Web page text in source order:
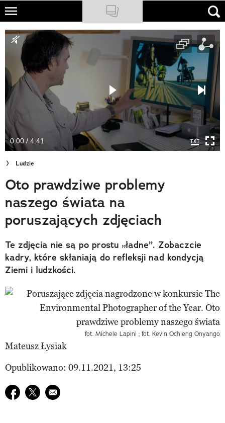
Skip
main
content
NATIONAL GEOGRAPHIC
TRAVELER
PODCASTY
Sklep
Newsletter
Cuda Polski
Wielki Konkurs Fotograficzny
Trendbook Podróżniczy
Polecane
0:00 / 4:41
Ludzie
Oto prawdziwe problemy
naszego świata na
poruszających zdjęciach
Te zdjęcia nie są po prostu „ładne”. Zobaczcie
kadry, które skłaniają do refleksji nad kondycją
Ziemi i ludzkości.
fot. Michele Lapini ; fot. Kevin Ochieng Onyango
Mateusz Łysiak
Opublikowano: 09.11.2021, 13:25
Udostępnij na facebook
Udostępnij na twitter
E-mail do przyjaciela